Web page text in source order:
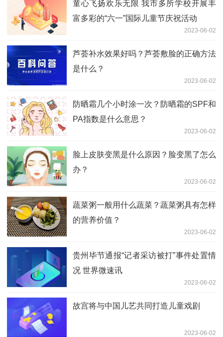
童心飞扬欢乐无限 我市多所学校开展丰
富多彩的“六一”国际儿童节庆祝活动
2023-06-02
芦荟补水效果好吗？芦荟敷脸的正确方法
是什么？
2023-06-02
防晒霜几个小时涂一次？防晒霜的SPF和
PA指数是什么意思？
2023-06-02
脸上皮肤变黑是什么原因？脸变黑了怎么
办？
2023-06-02
蔬菜粥一般用什么蔬菜？蔬菜粥具有怎样
的营养价值？
2023-06-02
贵州毕节通报“记者采访被打”事件处置情
况 世界微速讯
2023-06-02
故宫将与中国儿艺共同打造儿童戏剧
2023-06-02